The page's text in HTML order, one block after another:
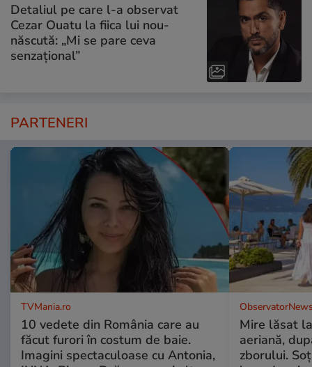
Detaliul pe care l-a observat
Cezar Ouatu la fiica lui nou-
născută: „Mi se pare ceva
senzațional”
PARTENERI
TVMania.ro
10 vedete din România care au
făcut furori în costum de baie.
Imagini spectaculoase cu Antonia,
Mire lăsat
aeriană,
zborului.